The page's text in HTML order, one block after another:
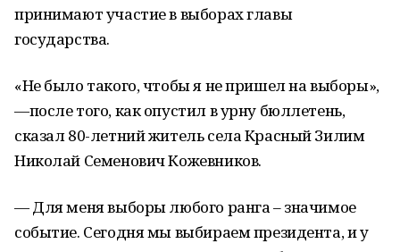
принимают участие в выборах главы
государства.
«Не было такого, чтобы я не пришел на выборы»,
—после того, как опустил в урну бюллетень,
сказал 80-летний житель села Красный Зилим
Николай Семенович Кожевников.
— Для меня выборы любого ранга – значимое
событие. Сегодня мы выбираем президента, и у